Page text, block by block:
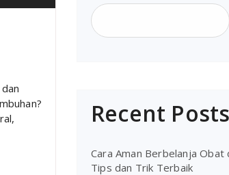
Recent Posts
Cara Aman Berbelanja Obat
Tips dan Trik Terbaik